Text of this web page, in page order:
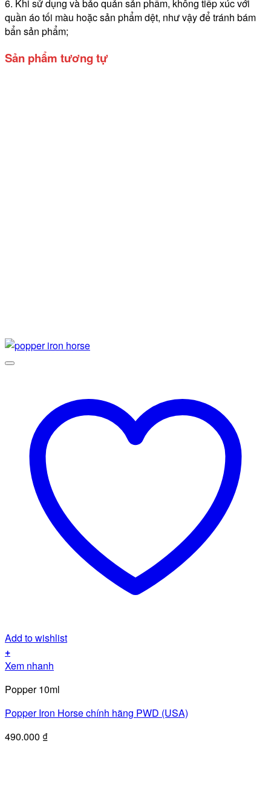
6. Khi sử dụng và bảo quản sản phẩm, không tiếp xúc với
quần áo tối màu hoặc sản phẩm dệt, như vậy để tránh bám
bẩn sản phẩm;
Sản phẩm tương tự
Add to wishlist
+
Xem nhanh
Popper 10ml
Popper Iron Horse chính hãng PWD (USA)
490.000 ₫